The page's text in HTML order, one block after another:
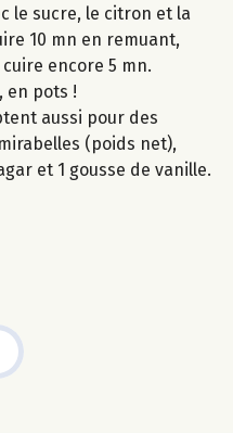
le sucre, le citron et la
10 mn en remuant,
encore 5 mn.
en pots !
aussi pour des
(poids net),
et 1 gousse de vanille.